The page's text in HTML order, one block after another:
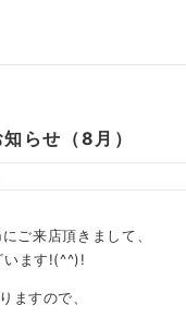
らせ（8月）
ご来店頂きまして、
います!(^^)!
ますので、